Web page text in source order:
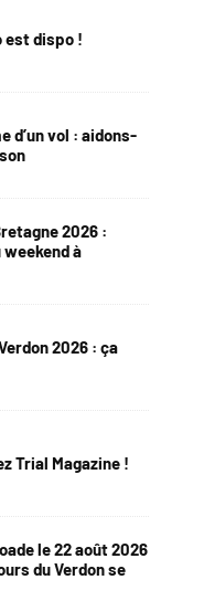
est dispo !
d’un vol : aidons-
2026 :
à
2026 : ça
Trial Magazine !
le 22 août 2026
du Verdon se